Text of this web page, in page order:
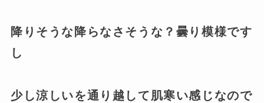
降りそうな降らなさそうな？曇り模様です
し
少し涼しいを通り越して肌寒い感じなので